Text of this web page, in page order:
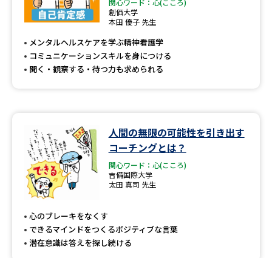
関心ワード：心(こころ)
創価大学
本田 優子 先生
メンタルヘルスケアを学ぶ精神看護学
コミュニケーションスキルを身につける
聞く・観察する・待つ力も求められる
人間の無限の可能性を引き出す
コーチングとは？
関心ワード：心(こころ)
吉備国際大学
太田 真司 先生
心のブレーキをなくす
できるマインドをつくるポジティブな言葉
潜在意識は答えを探し続ける